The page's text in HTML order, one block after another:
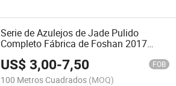
Serie de Azulejos de Jade Pulido
Completo Fábrica de Foshan 2017
US$3,00-7,50 FOB
100 Metros Cuadrados (MOQ)